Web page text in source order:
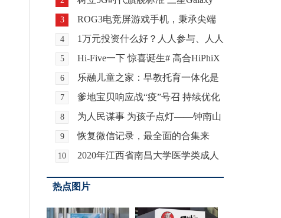
S20系列正式登陆
3
ROG3电竞屏游戏手机，秉承尖端
设计，凸显华硕风采
4
1万元投资什么好？人人参与、人人
获益的大健康项
5
Hi-Five一下 惊喜诞生# 高合HiPhiX
发布圣诞“HiPh
6
乐融儿童之家：早教托育一体化是
必然的趋势
7
爹地宝贝响应战“疫”号召 持续优化
产能
8
为人民谋事 为孩子点灯——钟南山
院士创新公益纪
9
恢复微信记录，最全面的合集来
袭！
10
2020年江西省南昌大学医学类成人
高考，考生报考须
热点图片